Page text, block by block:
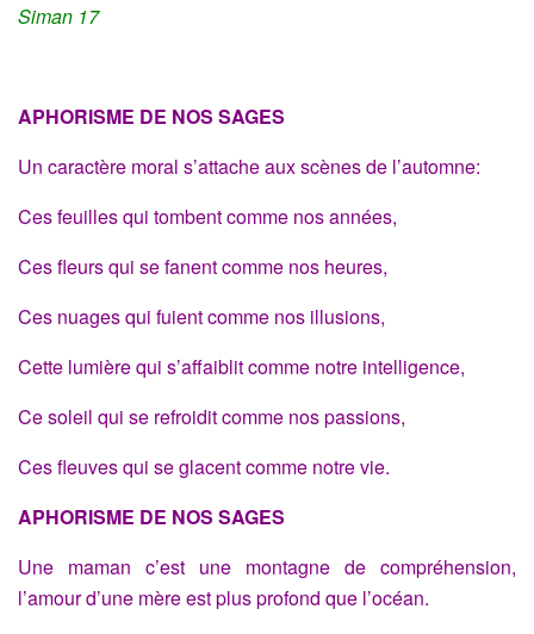
Siman 17
APHORISME DE NOS SAGES
Un caractère moral s’attache aux scènes de l’automne:
Ces feuilles qui tombent comme nos années,
Ces fleurs qui se fanent comme nos heures,
Ces nuages qui fuient comme nos illusions,
Cette lumière qui s’affaiblit comme notre intelligence,
Ce soleil qui se refroidit comme nos passions,
Ces fleuves qui se glacent comme notre vie.
APHORISME DE NOS SAGES
Une maman c’est une montagne de compréhension,
l’amour d’une mère est plus profond que l’océan.